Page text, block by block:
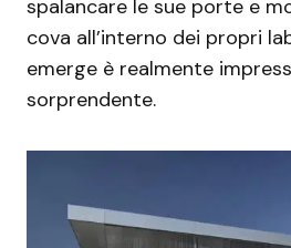
spalancare le sue porte e
cova all’interno dei propri
emerge è realmente
sorprendente.